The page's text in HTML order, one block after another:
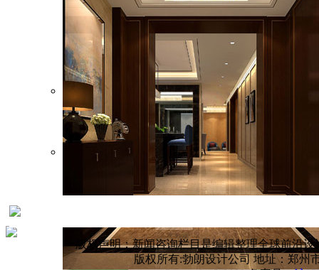
郑州西亚斯国际幼儿…
项目面积： 5000平方米
设计风格： 现代时尚
幼儿空间
郑州维拉米特彩虹岛…
项目面积： 3500㎡
设计风格： 现代童话主题
幼儿空间
版权声明：新闻咨询栏目是编辑整理全球前沿
版权所有:勃朗设计公司 地址：郑州